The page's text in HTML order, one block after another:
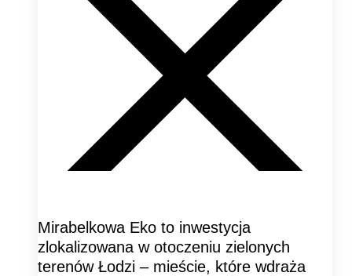
Mirabelkowa Eko to inwestycja
zlokalizowana w otoczeniu zielonych
terenów Łodzi – mieście, które wdraża